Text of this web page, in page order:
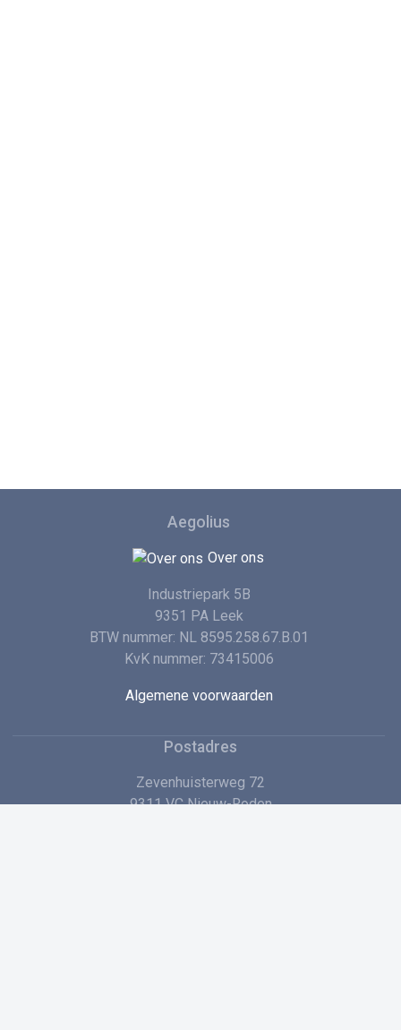
Aegolius
Over ons
Industriepark 5B
9351 PA Leek
BTW nummer: NL 8595.258.67.B.01
KvK nummer: 73415006
Algemene voorwaarden
Postadres
Zevenhuisterweg 72
9311 VC Nieuw-Roden